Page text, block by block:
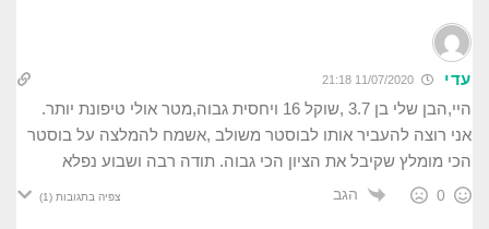
עדי 11/07/2020 21:18
היי,הבן שלי בן 3.7 ,שוקל 16 ויחסית גבוה,מטר אולי טיפונת יותר.
אני רוצה להעביר אותו לבוסטר משולב ,אשמח להמלצה על בוסטר
הכי מומלץ שקיבל את הציון הכי גבוה. תודה רבה ושבוע נפלא
0 הגב צפיה בתגובות (1)